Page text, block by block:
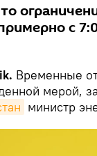
с
Временные
мерой,
министр